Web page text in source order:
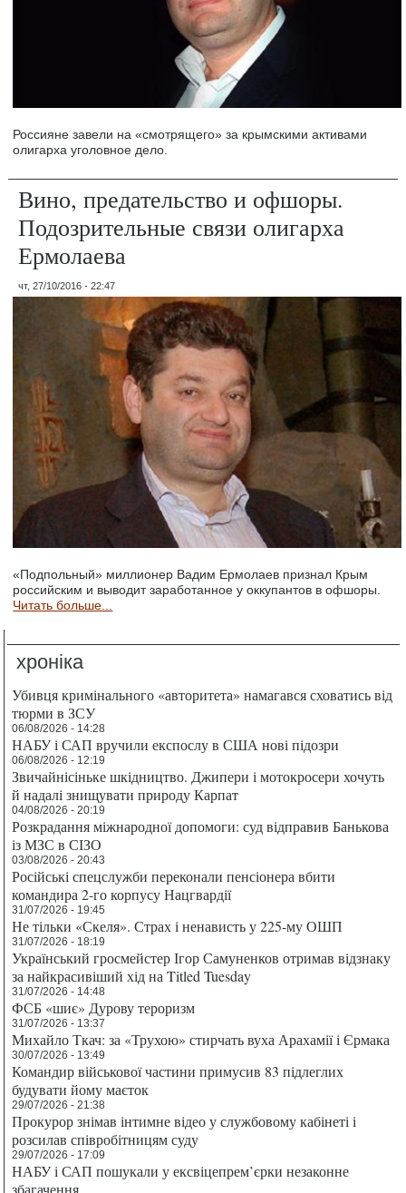
Россияне завели на «смотрящего» за крымскими активами
олигарха уголовное дело.
Вино, предательство и офшоры.
Подозрительные связи олигарха
Ермолаева
чт, 27/10/2016 - 22:47
«Подпольный» миллионер Вадим Ермолаев признал Крым
российским и выводит заработанное у оккупантов в офшоры.
Читать больше...
хроніка
Убивця кримінального «авторитета» намагався сховатись від
тюрми в ЗСУ
06/08/2026 - 14:28
НАБУ і САП вручили експослу в США нові підозри
06/08/2026 - 12:19
Звичайнісіньке шкідництво. Джипери і мотокросери хочуть
й надалі знищувати природу Карпат
04/08/2026 - 20:19
Розкрадання міжнародної допомоги: суд відправив Банькова
із МЗС в СІЗО
03/08/2026 - 20:43
Російські спецслужби переконали пенсіонера вбити
командира 2-го корпусу Нацгвардії
31/07/2026 - 19:45
Не тільки «Скеля». Страх і ненависть у 225-му ОШП
31/07/2026 - 18:19
Український гросмейстер Ігор Самуненков отримав відзнаку
за найкрасивіший хід на Titled Tuesday
31/07/2026 - 14:48
ФСБ «шиє» Дурову тероризм
31/07/2026 - 13:37
Михайло Ткач: за «Трухою» стирчать вуха Арахамії і Єрмака
30/07/2026 - 13:49
Командир військової частини примусив 83 підлеглих
будувати йому маєток
29/07/2026 - 21:38
Прокурор знімав інтимне відео у службовому кабінеті і
розсилав співробітницям суду
29/07/2026 - 17:09
НАБУ і САП пошукали у ексвіцепрем’єрки незаконне
збагачення